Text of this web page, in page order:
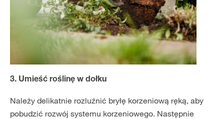
3. Umieść roślinę w dołku
Należy delikatnie rozluźnić bryłę korzeniową ręką, aby
pobudzić rozwój systemu korzeniowego. Następnie